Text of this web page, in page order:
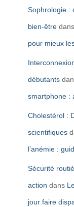
Sophrologie :
bien-être dans
pour mieux
débutants
smartphone :
Cholestérol :
scientifiques
l’anémie :
Sécurité
action dans
jour faire